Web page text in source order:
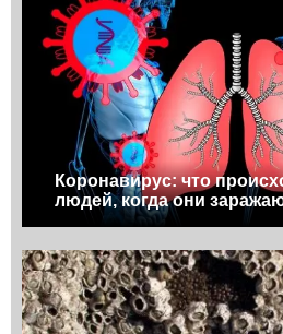
Коронавирус: что
людей, когда они